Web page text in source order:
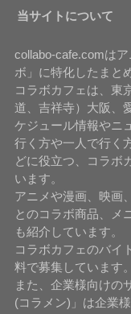
当サイトについて
collabo-cafe.comは
ボ」に特化したまと
コラボカフェは、東
道、吉祥寺）大阪、
ケジュール情報やニ
行く方や一人で行く
どに役立つ、コラボ
います。
アニメや漫画、映画
とのコラボ商品、メ
も紹介しています。
コラボカフェのバイ
料で募集しています。
また、企業様向けの
(コラメン)」は企業